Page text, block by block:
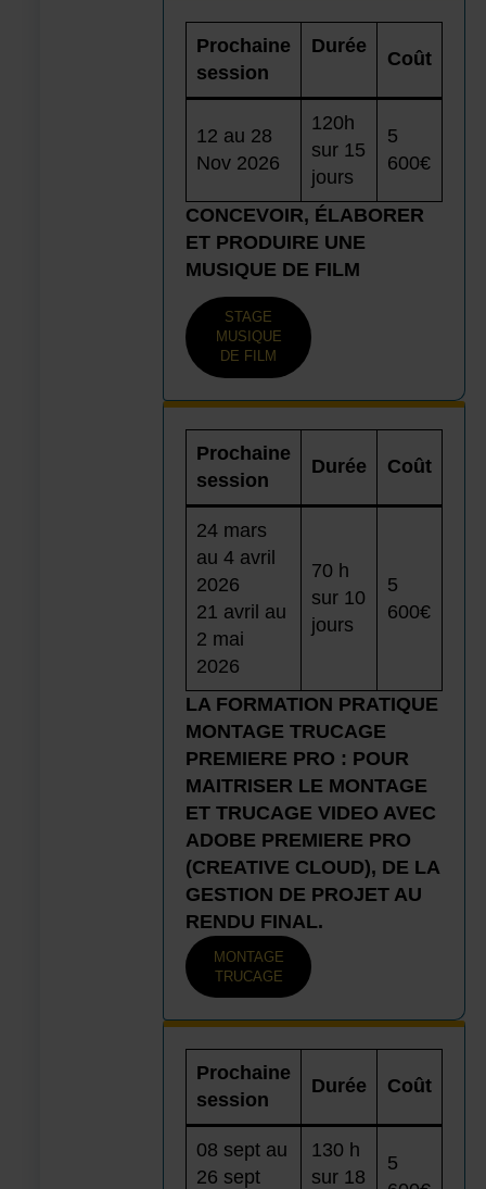
Prochaine
session
Durée
Coût
12 au 28
Nov 2026
120h
sur 15
jours
5
600€
CONCEVOIR, ÉLABORER
ET PRODUIRE UNE
MUSIQUE DE FILM
STAGE
MUSIQUE
DE FILM
Prochaine
session
Durée Coût
24 mars
au 4 avril
2026
21 avril au
2 mai
2026
70 h
sur 10
jours
5
600€
LA FORMATION PRATIQUE
MONTAGE TRUCAGE
PREMIERE PRO : POUR
MAITRISER LE MONTAGE
ET TRUCAGE VIDEO AVEC
ADOBE PREMIERE PRO
(CREATIVE CLOUD), DE LA
GESTION DE PROJET AU
RENDU FINAL.
MONTAGE
TRUCAGE
Prochaine
session
Durée Coût
08 sept au
26 sept
130 h
sur 18
5